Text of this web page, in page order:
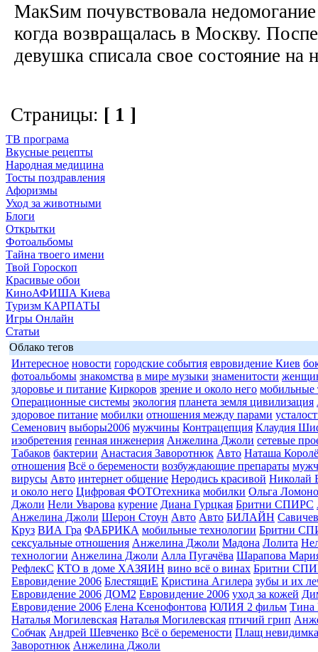
МакSим почувствовала
когда возвращалась в Москву.
девушка списала свое состояние на
Страницы: [ 1 ]
ТВ програма
Вкусные рецепты
Народная медицина
Тосты поздравления
Афоризмы
Уход за животными
Блоги
Открытки
Фотоальбомы
Тайна твоего имени
Твой Гороскоп
Красивые обои
КиноАФИША Киева
Туризм КАРПАТЫ
Игры Онлайн
Статьи
Облако тегов
Интересное новости городские события евровидение Киев
фотоальбомы знакомства в мире музыки знаменитости
здоровье и питание Киркоров зрение и около него мобильные
Операционные системы экология планета земля цивилизация
здоровое питание мобилки отношения между парами
Семенович выборы2006 мужчины Контрацепция Клаудия
изобретения генная инженерия Анжелина Джоли сетевые
Табаков бактерии Анастасия Заворотнюк Авто Наташа
отношения Всё о беремености возбуждающие препараты
вирусы Авто интернет общение Неродись красивой Николай
и около него Цифровая ФОТОтехника мобилки Ольга
Джоли Нели Уварова курение Диана Гурцкая Бритни СПИРС
Анжелина Джоли Шерон Стоун Авто Авто БИЛАЙН
Круз ВИА Гра ФАБРИКА мобильные технологии Бритни
сексуальные отношения Анжелина Джоли Мадона Лолита
технологии Анжелина Джоли Алла Пугачёва Шарапова
РефлекС КТО в доме ХАЗЯИН вино всё о винах Бритни
Евровидение 2006 БлестящиЕ Кристина Агилера зубы и их
Евровидение 2006 ДОМ2 Евровидение 2006 уход за кожей
Евровидение 2006 Елена Ксенофонтова ЮЛИЯ 2 фильм Тина
Наталья Могилевская Наталья Могилевская птичий грип
Собчак Андрей Шевченко Всё о беремености Плащ невидимка
Заворотнюк Анжелина Джоли